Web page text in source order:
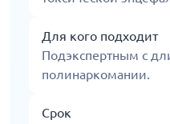
Для кого подходит
Подэкспертным с
полинаркомании.
Срок